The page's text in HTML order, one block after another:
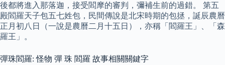
後都將進入那落迦，接受閻摩的審判，彌補生前的過錯。 第五
殿閻羅天子包五七姓包，民間傳說是北宋時期的包拯，誕辰農曆
正月初八日（一說是農曆二月十五日），亦稱「閻羅王」、「森
羅王」。
彈珠閻羅: 怪物 彈 珠 閻羅 故事相關關鍵字